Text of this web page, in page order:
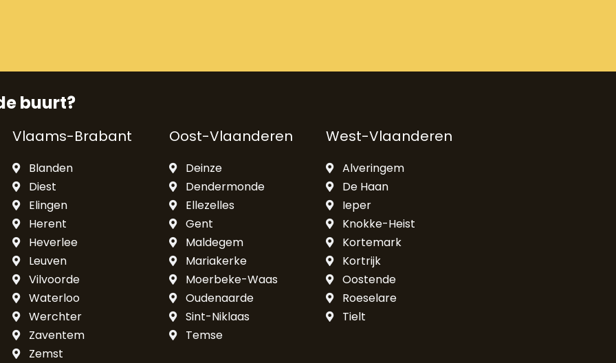
buurt?
Vlaams-Brabant
Blanden
Diest
Elingen
Herent
Heverlee
Leuven
Vilvoorde
Waterloo
Werchter
Zaventem
Zemst
Oost-Vlaanderen
Deinze
Dendermonde
Ellezelles
Gent
Maldegem
Mariakerke
Moerbeke-Waas
Oudenaarde
Sint-Niklaas
Temse
West-Vlaanderen
Alveringem
De Haan
Ieper
Knokke-Heist
Kortemark
Kortrijk
Oostende
Roeselare
Tielt